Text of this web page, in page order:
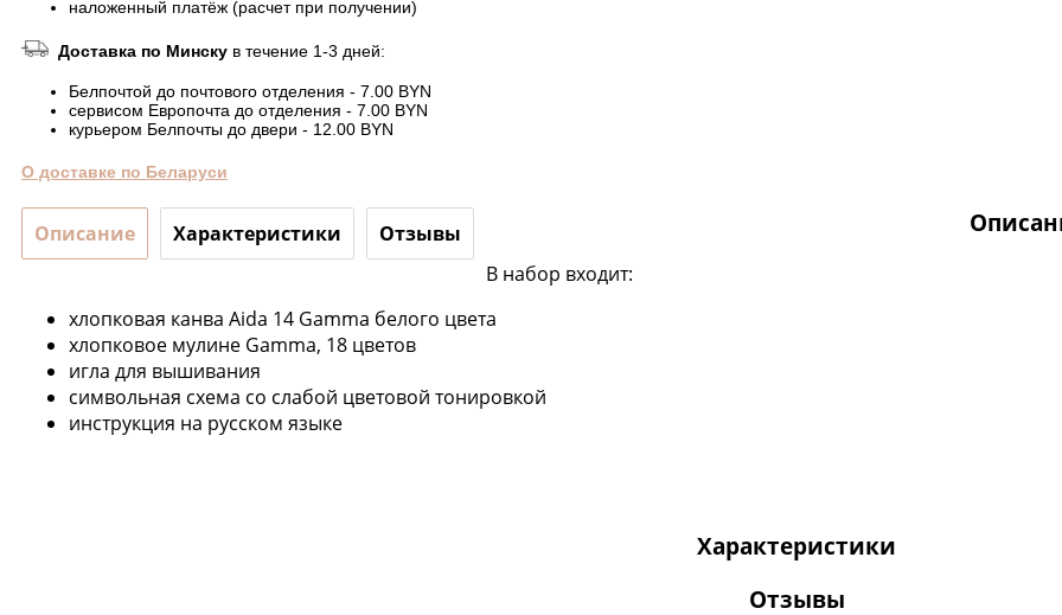
наложенный платёж (расчет при получении)
Доставка по Минску в течение 1-3 дней:
Белпочтой до почтового отделения - 7.00 BYN
сервисом Европочта до отделения - 7.00 BYN
курьером Белпочты до двери - 12.00 BYN
О доставке по Беларуси
Описание Характеристики Отзывы
В набор входит:
хлопковая канва Aida 14 Gamma белого цвета
хлопковое мулине Gamma, 18 цветов
игла для вышивания
символьная схема со слабой цветовой тонировкой
инструкция на русском языке
Характеристики
Отзывы